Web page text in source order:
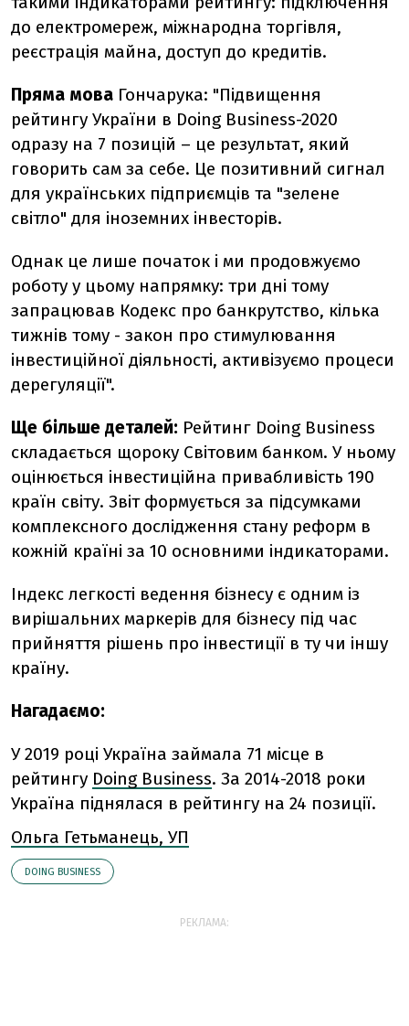
до електромереж, міжнародна торгівля,
реєстрація майна, доступ до кредитів.
Пряма мова Гончарука: "Підвищення
рейтингу України в Doing Business-2020
одразу на 7 позицій – це результат, який
говорить сам за себе. Це позитивний сигнал
для українських підприємців та "зелене
світло" для іноземних інвесторів.
Однак це лише початок і ми продовжуємо
роботу у цьому напрямку: три дні тому
запрацював Кодекс про банкрутство, кілька
тижнів тому - закон про стимулювання
інвестиційної діяльності, активізуємо процеси
дерегуляції".
Ще більше деталей: Рейтинг Doing Business
складається щороку Світовим банком. У ньому
оцінюється інвестиційна привабливість 190
країн світу. Звіт формується за підсумками
комплексного дослідження стану реформ в
кожній країні за 10 основними індикаторами.
Індекс легкості ведення бізнесу є одним із
вирішальних маркерів для бізнесу під час
прийняття рішень про інвестиції в ту чи іншу
країну.
Нагадаємо:
У 2019 році Україна займала 71 місце в
рейтингу Doing Business. За 2014-2018 роки
Україна піднялася в рейтингу на 24 позиції.
Ольга Гетьманець, УП
DOING BUSINESS
РЕКЛАМА: